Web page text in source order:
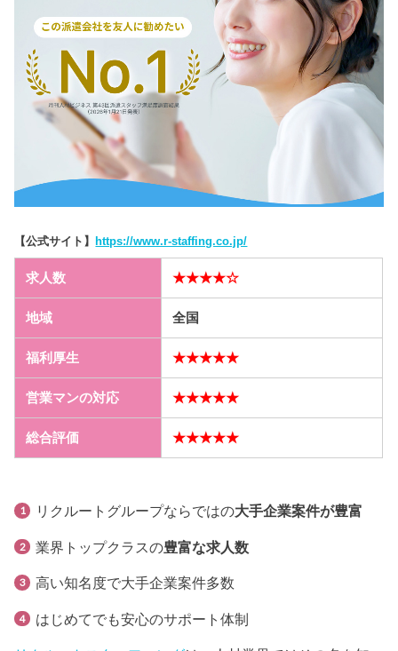
【公式サイト】 https://www.r-staffing.co.jp/
求人数 ★★★★☆
地域 全国
福利厚生 ★★★★★
営業マンの対応 ★★★★★
総合評価 ★★★★★
リクルートグループならではの大手企業案件が豊富
業界トップクラスの豊富な求人数
高い知名度で大手企業案件多数
はじめてでも安心のサポート体制